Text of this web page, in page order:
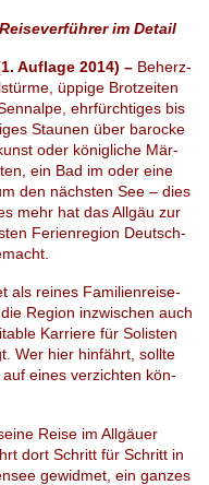
im Detail
Auflage 2014) – Be­herz­
üp­pi­ge Brot­zei­ten
ehr­fürch­ti­ges bis
Stau­nen über ba­ro­cke
oder kö­nig­li­che Mär­
ein Bad im oder eine
den nächs­ten See – dies
mehr hat das All­gäu zur
Fe­ri­en­re­gi­on Deutsch­
als rei­nes Fa­mi­li­en­rei­se­
Re­gi­on in­zwi­schen auch
Kar­rie­re für So­lis­ten
Wer hier hin­fährt, soll­te
auf eines ver­zich­ten kön­
Reise im All­gäu­er
dort Schritt für Schritt in
ge­wid­met, ein gan­zes